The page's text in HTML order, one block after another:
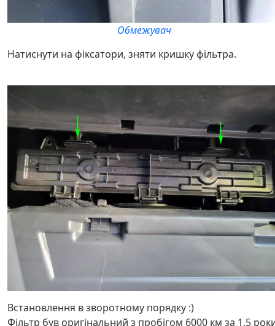
Обмежувач
Натиснути на фіксатори, зняти кришку фільтра.
Встановлення в зворотному порядку :)
Фільтр був оригінальний з пробігом 6000 км за 1,5